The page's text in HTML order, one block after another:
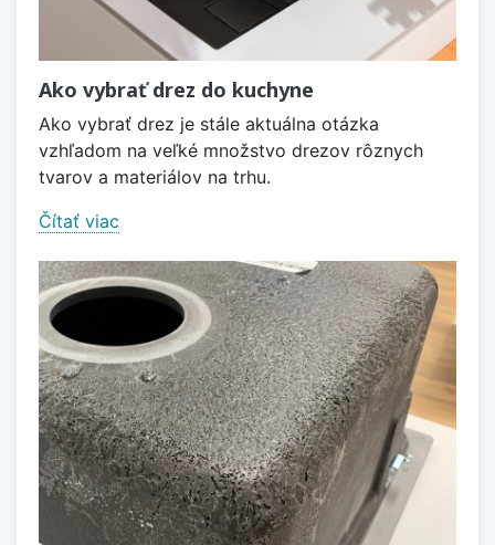
Ako vybrať drez do kuchyne
Ako vybrať drez je stále aktuálna otázka
vzhľadom na veľké množstvo drezov rôznych
tvarov a materiálov na trhu.
Čítať viac